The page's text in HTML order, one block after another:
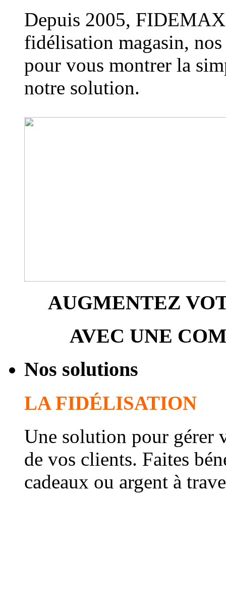
Depuis 2005,
fidélisation magasin,
pour vous montrer la
notre solution.
AUGMENTEZ
AVEC UNE
Nos solutions
LA FIDÉLISATION
Une solution pour gérer
de vos clients. Faites
cadeaux ou argent à